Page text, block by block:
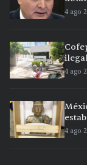
4 ago
4 ago
4 ago